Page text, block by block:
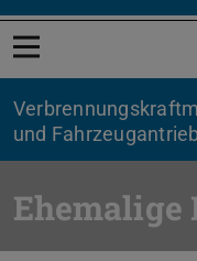
Menü öffnen
und